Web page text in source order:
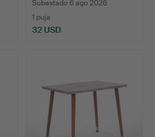
Subastado 6 ago 2026
1 puja
32 USD